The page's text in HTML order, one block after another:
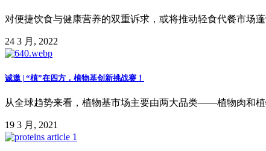
对便捷饮食与健康营养的双重诉求，或将推动轻食代餐市场
24 3 月, 2022
诚邀 | “植”在四方，植物基创新挑战赛！
从全球趋势来看，植物基市场主要由两大品类——植物肉和植
19 3 月, 2021